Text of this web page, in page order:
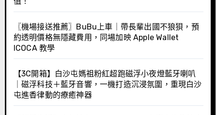
〖機場接送推薦〗BuBu上車｜帶長輩出國不狼狽，預
約透明價格無隱藏費用，同場加映 Apple Wallet
ICOCA 教學
【3C開箱】白沙屯媽祖粉紅超跑磁浮小夜燈藍牙喇叭
｜磁浮科技＋藍牙音響，一機打造沉浸氛圍，重現白沙
屯進香律動的療癒神器